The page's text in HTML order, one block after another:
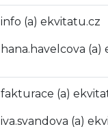
info (a) ekvitatu.cz
hana.havelcova (a)
fakturace (a)
iva.svandova (a)